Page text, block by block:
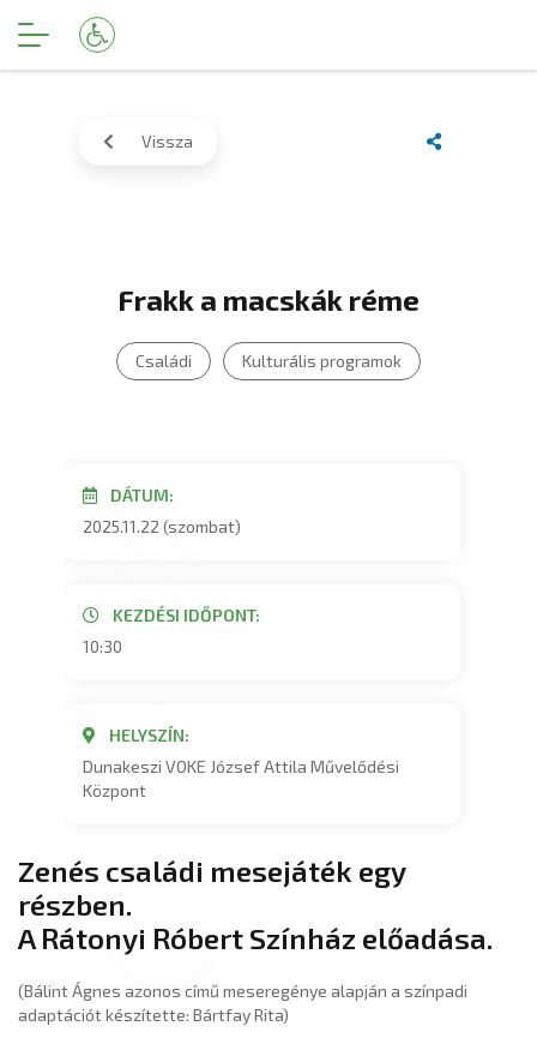
Vissza
Frakk a macskák réme
Családi Kulturális programok
DÁTUM:
2025.11.22 (szombat)
KEZDÉSI IDŐPONT:
10:30
HELYSZÍN:
Dunakeszi VOKE József Attila Művelődési
Központ
Zenés családi mesejáték egy
részben.
A Rátonyi Róbert Színház előadása.
(Bálint Ágnes azonos című meseregénye alapján a színpadi
adaptációt készítette: Bártfay Rita)